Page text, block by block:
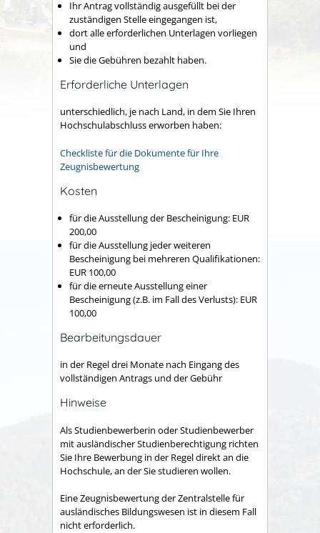
Ihr Antrag vollständig ausgefüllt bei der
zuständigen Stelle eingegangen ist,
dort alle erforderlichen Unterlagen vorliegen
und
Sie die Gebühren bezahlt haben.
Erforderliche Unterlagen
unterschiedlich, je nach Land, in dem Sie Ihren
Hochschulabschluss erworben haben:
Checkliste für die Dokumente für Ihre
Zeugnisbewertung
Kosten
für die Ausstellung der Bescheinigung: EUR
200,00
für die Ausstellung jeder weiteren
Bescheinigung bei mehreren Qualifikationen:
EUR 100,00
für die erneute Ausstellung einer
Bescheinigung (z.B. im Fall des Verlusts): EUR
100,00
Bearbeitungsdauer
in der Regel drei Monate nach Eingang des
vollständigen Antrags und der Gebühr
Hinweise
Als Studienbewerberin oder Studienbewerber
mit ausländischer Studienberechtigung richten
Sie Ihre Bewerbung in der Regel direkt an die
Hochschule, an der Sie studieren wollen.
Eine Zeugnisbewertung der Zentralstelle für
ausländisches Bildungswesen ist in diesem Fall
nicht erforderlich.